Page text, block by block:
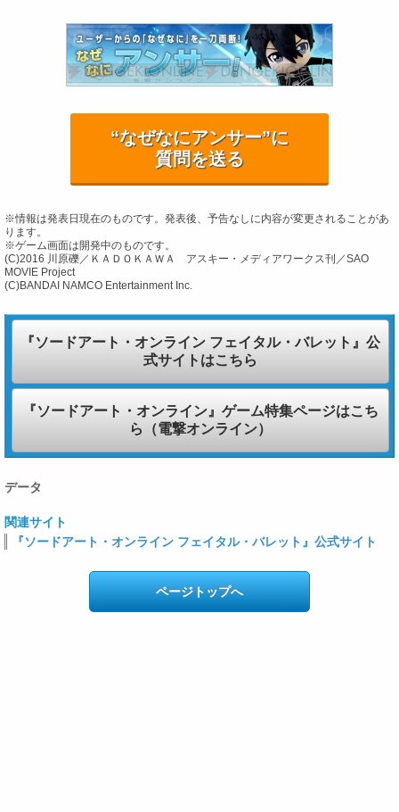
“なぜなにアンサー”に
質問を送る
※情報は発表日現在のものです。発表後、予告なしに内容が変更されることがあ
ります。
※ゲーム画面は開発中のものです。
(C)2016 川原礫／ＫＡＤＯＫＡＷＡ アスキー・メディアワークス刊／SAO
MOVIE Project
(C)BANDAI NAMCO Entertainment Inc.
『ソードアート・オンライン フェイタル・バレット』公
式サイトはこちら
『ソードアート・オンライン』ゲーム特集ページはこち
ら（電撃オンライン）
データ
関連サイト
『ソードアート・オンライン フェイタル・バレット』公式サイト
ページトップへ